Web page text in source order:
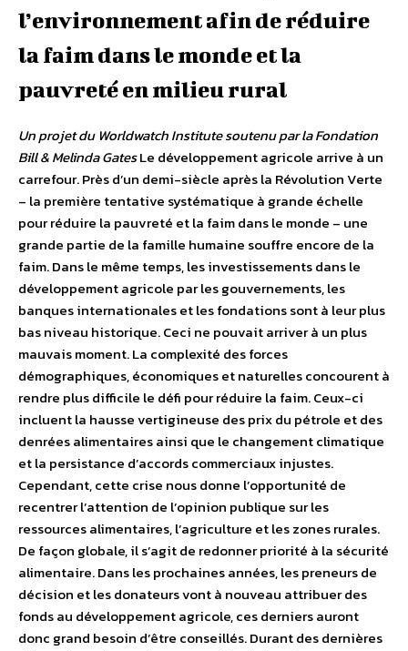
l’environnement afin de réduire
la faim dans le monde et la
pauvreté en milieu rural
Un projet du Worldwatch Institute soutenu par la Fondation
Bill & Melinda GatesLe développement agricole arrive à un
carrefour. Près d’un demi-siècle après la Révolution Verte
– la première tentative systématique à grande échelle
pour réduire la pauvreté et la faim dans le monde – une
grande partie de la famille humaine souffre encore de la
faim. Dans le même temps, les investissements dans le
développement agricole par les gouvernements, les
banques internationales et les fondations sont à leur plus
bas niveau historique. Ceci ne pouvait arriver à un plus
mauvais moment. La complexité des forces
démographiques, économiques et naturelles concourent à
rendre plus difficile le défi pour réduire la faim. Ceux-ci
incluent la hausse vertigineuse des prix du pétrole et des
denrées alimentaires ainsi que le changement climatique
et la persistance d’accords commerciaux injustes.
Cependant, cette crise nous donne l’opportunité de
recentrer l’attention de l’opinion publique sur les
ressources alimentaires, l’agriculture et les zones rurales.
De façon globale, il s’agit de redonner priorité à la sécurité
alimentaire. Dans les prochaines années, les preneurs de
décision et les donateurs vont à nouveau attribuer des
fonds au développement agricole, ces derniers auront
donc grand besoin d’être conseillés. Durant des dernières